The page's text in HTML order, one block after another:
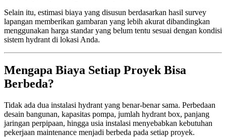
Selain itu, estimasi biaya yang disusun berdasarkan hasil survey
lapangan memberikan gambaran yang lebih akurat dibandingkan
menggunakan harga standar yang belum tentu sesuai dengan kondisi
sistem hydrant di lokasi Anda.
Mengapa Biaya Setiap Proyek Bisa
Berbeda?
Tidak ada dua instalasi hydrant yang benar-benar sama. Perbedaan
desain bangunan, kapasitas pompa, jumlah hydrant box, panjang
jaringan perpipaan, hingga usia instalasi menyebabkan kebutuhan
pekerjaan maintenance menjadi berbeda pada setiap proyek.